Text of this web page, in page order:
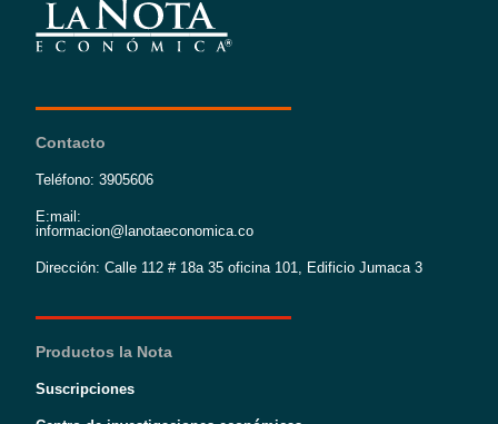
Contacto
Teléfono: 3905606
E:mail:
informacion@lanotaeconomica.co
Dirección: Calle 112 # 18a 35 oficina 101, Edificio Jumaca 3
Productos la Nota
Suscripciones